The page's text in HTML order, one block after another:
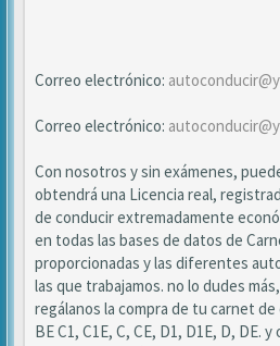
Correo electrónico:
Correo electrónico:
Con nosotros y sin exámenes,
obtendrá una Licencia real,
de conducir extremadamente
en todas las bases de datos de
proporcionadas y las diferentes
las que trabajamos. no lo dudes
regálanos la compra de tu carnet de
BE C1, C1E, C, CE, D1, D1E, D, DE.